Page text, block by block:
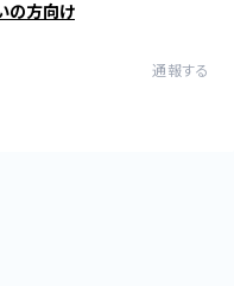
の方向け
通報する